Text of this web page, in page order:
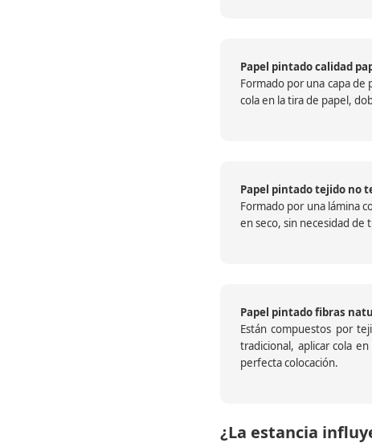
Papel pintado calidad
Formado por una capa de
cola en la tira de papel,
Papel pintado tejido no
Formado por una lámina
en seco, sin necesidad de
Papel pintado fibras
Están compuestos por
tradicional, aplicar cola
perfecta colocación.
¿La estancia